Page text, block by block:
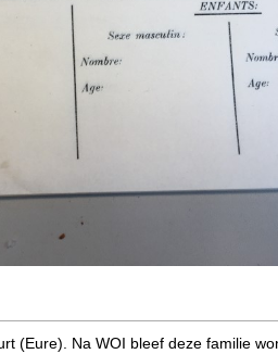
(Eure). Na WOI bleef deze familie